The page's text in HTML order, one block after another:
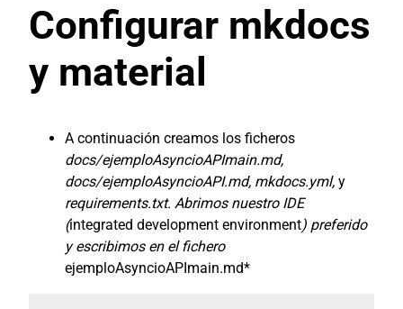
Configurar mkdocs
y material
A continuación creamos los ficheros
docs/ejemploAsyncioAPImain.md,
docs/ejemploAsyncioAPI.md, mkdocs.yml, y
requirements.txt. Abrimos nuestro IDE
(integrated development environment) preferido
y escribimos en el fichero
ejemploAsyncioAPImain.md*